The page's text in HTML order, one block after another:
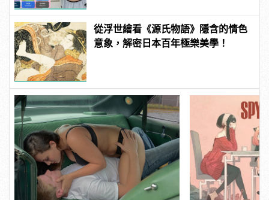
從浮世繪看《源氏物語》隱含的情色
意象，解密日本百年極樂美學！